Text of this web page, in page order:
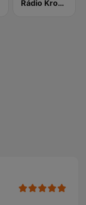
Rádio Krokodýl FM